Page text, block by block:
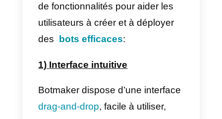
capacités avancées.
explorer le fonctionnement
Botmaker et la manière dont il
peut aider les utilisateurs à